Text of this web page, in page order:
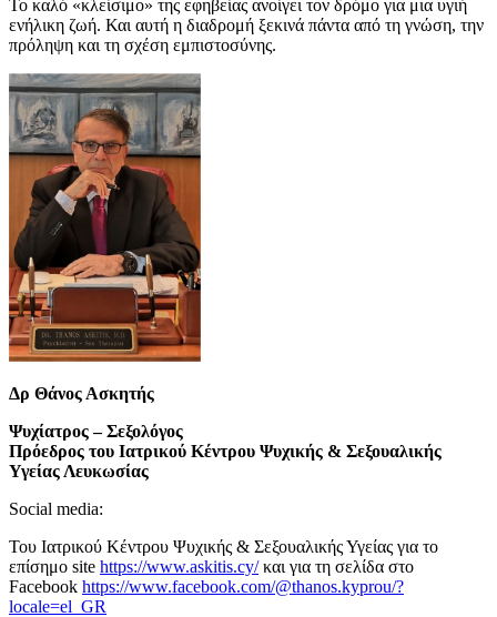
Το καλό «κλείσιμο» της εφηβείας ανοίγει τον δρόμο για μια υγιή
ενήλικη ζωή. Και αυτή η διαδρομή ξεκινά πάντα από τη γνώση, την
πρόληψη και τη σχέση εμπιστοσύνης.
Δρ Θάνος Ασκητής
Ψυχίατρος – Σεξολόγος
Πρόεδρος του Ιατρικού Κέντρου Ψυχικής & Σεξουαλικής
Υγείας Λευκωσίας
Social media:
Του Ιατρικού Κέντρου Ψυχικής & Σεξουαλικής Υγείας για το
επίσημο site https://www.askitis.cy/και για τη σελίδα στο
Facebook https://www.facebook.com/@thanos.kyprou/?
locale=el_GR